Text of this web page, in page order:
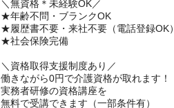
＼無資格＊未経験OK／
★年齢不問・ブランクOK
★履歴書不要・来社不要（電話登録OK）
★社会保険完備
＼資格取得支援制度あり／
働きながら0円で介護資格が取れます！
実務者研修の資格講座を
無料で受講できます（一部条件有）